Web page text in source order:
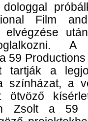
Film and
59
a
színházat, a
ötvöző
Zsolt a 59